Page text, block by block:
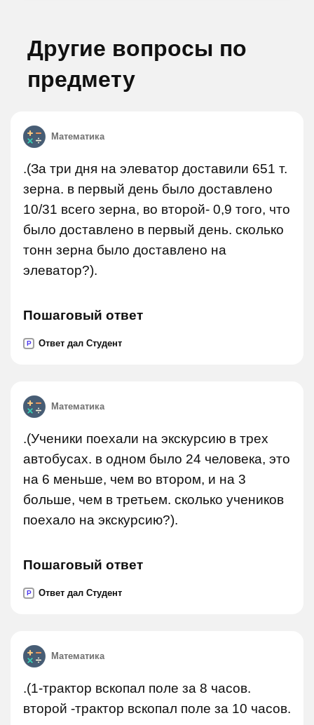
Другие вопросы по
предмету
Математика
.(За три дня на элеватор доставили 651 т.
зерна. в первый день было доставлено
10/31 всего зерна, во второй- 0,9 того, что
было доставлено в первый день. сколько
тонн зерна было доставлено на
элеватор?).
Пошаговый ответ
P Ответ дал Студент
Математика
.(Ученики поехали на экскурсию в трех
автобусах. в одном было 24 человека, это
на 6 меньше, чем во втором, и на 3
больше, чем в третьем. сколько учеников
поехало на экскурсию?).
Пошаговый ответ
P Ответ дал Студент
Математика
.(1-трактор вскопал поле за 8 часов.
второй -трактор вскопал поле за 10 часов.